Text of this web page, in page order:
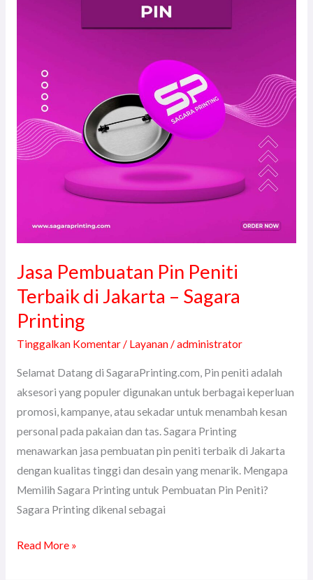
Jasa Pembuatan Pin Peniti
Terbaik di Jakarta – Sagara
Printing
Tinggalkan Komentar/ Layanan/administrator
Selamat Datang di SagaraPrinting.com, Pin peniti adalah
aksesori yang populer digunakan untuk berbagai keperluan
promosi, kampanye, atau sekadar untuk menambah kesan
personal pada pakaian dan tas. Sagara Printing
menawarkan jasa pembuatan pin peniti terbaik di Jakarta
dengan kualitas tinggi dan desain yang menarik. Mengapa
Memilih Sagara Printing untuk Pembuatan Pin Peniti?
Sagara Printing dikenal sebagai
Jakarta
Sagara
Printing
Read More »